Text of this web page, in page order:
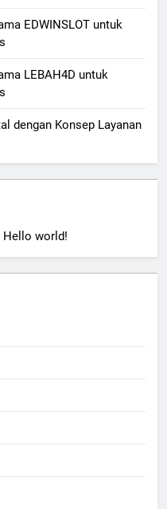
EDWINSLOT untuk
LEBAH4D untuk
dengan Konsep Layanan
Hello world!